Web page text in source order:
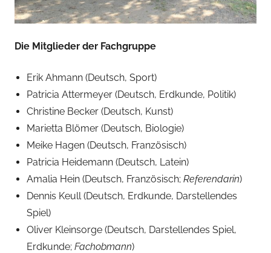
s
-
s
Die Mitglieder der Fachgruppe
Erik Ahmann (Deutsch, Sport)
Patricia Attermeyer (Deutsch, Erdkunde, Politik)
Christine Becker (Deutsch, Kunst)
Marietta Blömer (Deutsch, Biologie)
Meike Hagen (Deutsch, Französisch)
Patricia Heidemann (Deutsch, Latein)
Amalia Hein (Deutsch, Französisch; Referendarin)
Dennis Keull (Deutsch, Erdkunde, Darstellendes
Spiel)
Oliver Kleinsorge (Deutsch, Darstellendes Spiel,
Erdkunde; Fachobmann)